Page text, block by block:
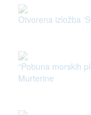
Otvorena izložba
“Pobuna morskih
Murterine